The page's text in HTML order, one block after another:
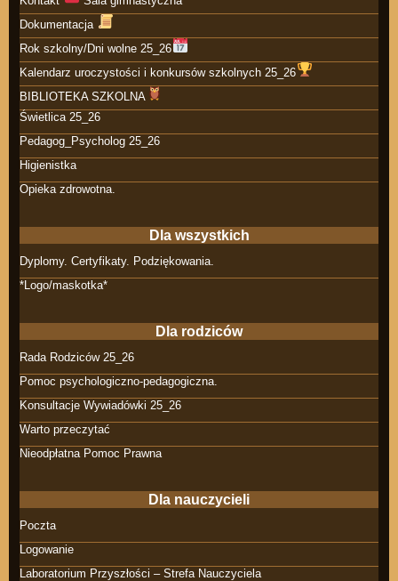
Dokumentacja
Rok szkolny/Dni wolne 25_26
Kalendarz uroczystości i konkursów szkolnych 25_26
BIBLIOTEKA SZKOLNA
Świetlica 25_26
Pedagog_Psycholog 25_26
Higienistka
Opieka zdrowotna.
Dla wszystkich
Dyplomy. Certyfikaty. Podziękowania.
*Logo/maskotka*
Dla rodziców
Rada Rodziców 25_26
Pomoc psychologiczno-pedagogiczna.
Konsultacje Wywiadówki 25_26
Warto przeczytać
Nieodpłatna Pomoc Prawna
Dla nauczycieli
Poczta
Logowanie
Laboratorium Przyszłości – Strefa Nauczyciela